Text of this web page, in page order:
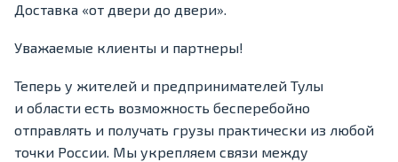
Доставка «от двери до двери».
Уважаемые клиенты и партнеры!
Теперь у жителей и предпринимателей Тулы
и области есть возможность бесперебойно
отправлять и получать грузы практически из любой
точки России. Мы укрепляем связи между